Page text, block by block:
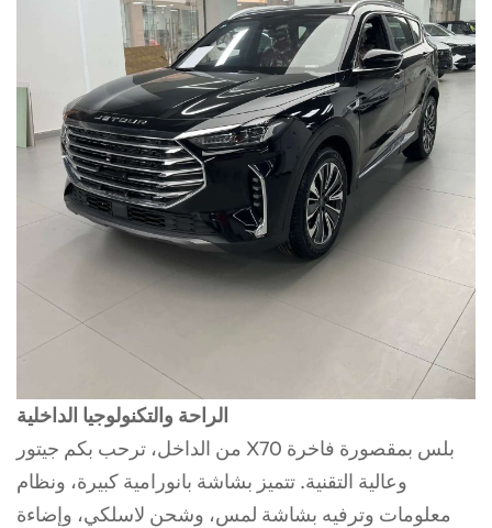
الراحة والتكنولوجيا الداخلية
من الداخل، ترحب بكم جيتور X70 بلس بمقصورة فاخرة
وعالية التقنية. تتميز بشاشة بانورامية كبيرة، ونظام
معلومات وترفيه بشاشة لمس، وشحن لاسلكي، وإضاءة